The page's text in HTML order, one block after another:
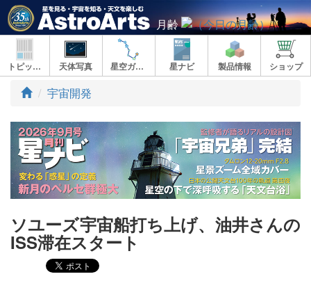
月齢
トピックス 天体写真 星空ガイド 星ナビ 製品情報 ショップ
ト
プ
宇宙開発
ソユーズ宇宙船打ち上げ、油井さんの
ISS滞在スタート